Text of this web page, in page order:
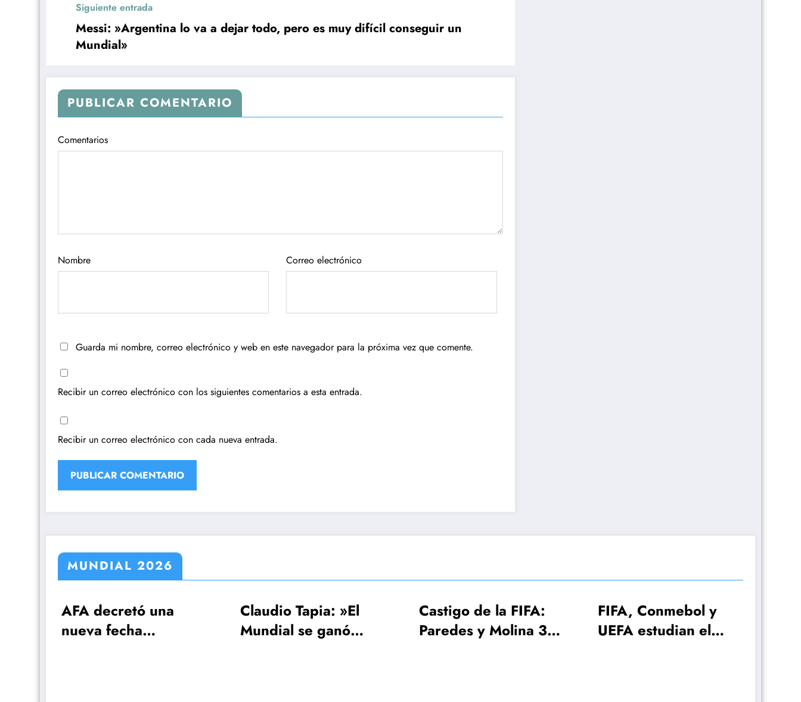
Siguiente entrada
Messi: »Argentina lo va a dejar todo, pero es muy difícil conseguir un
Mundial»
PUBLICAR COMENTARIO
Comentarios
Nombre Correo electrónico
Guarda mi nombre, correo electrónico y web en este navegador para la próxima vez que comente.
Recibir un correo electrónico con los siguientes comentarios a esta entrada.
Recibir un correo electrónico con cada nueva entrada.
MUNDIAL 2026
decretó una
Claudio Tapia: »El
Mundial se ganó
Castigo de la FIFA:
Paredes y Molina 3
FIFA, Conmebol y
UEFA estudian el